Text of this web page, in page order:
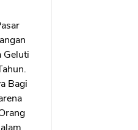
Geluti
Bagi